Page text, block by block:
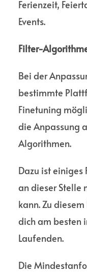
Ferienzeit,
Events.
Filter-
Bei der
bestimmte
Finetuning
die Anpassung
Algorithmen.
Dazu ist einiges
an dieser Stelle
kann. Zu
dich am besten
Laufenden.
Die